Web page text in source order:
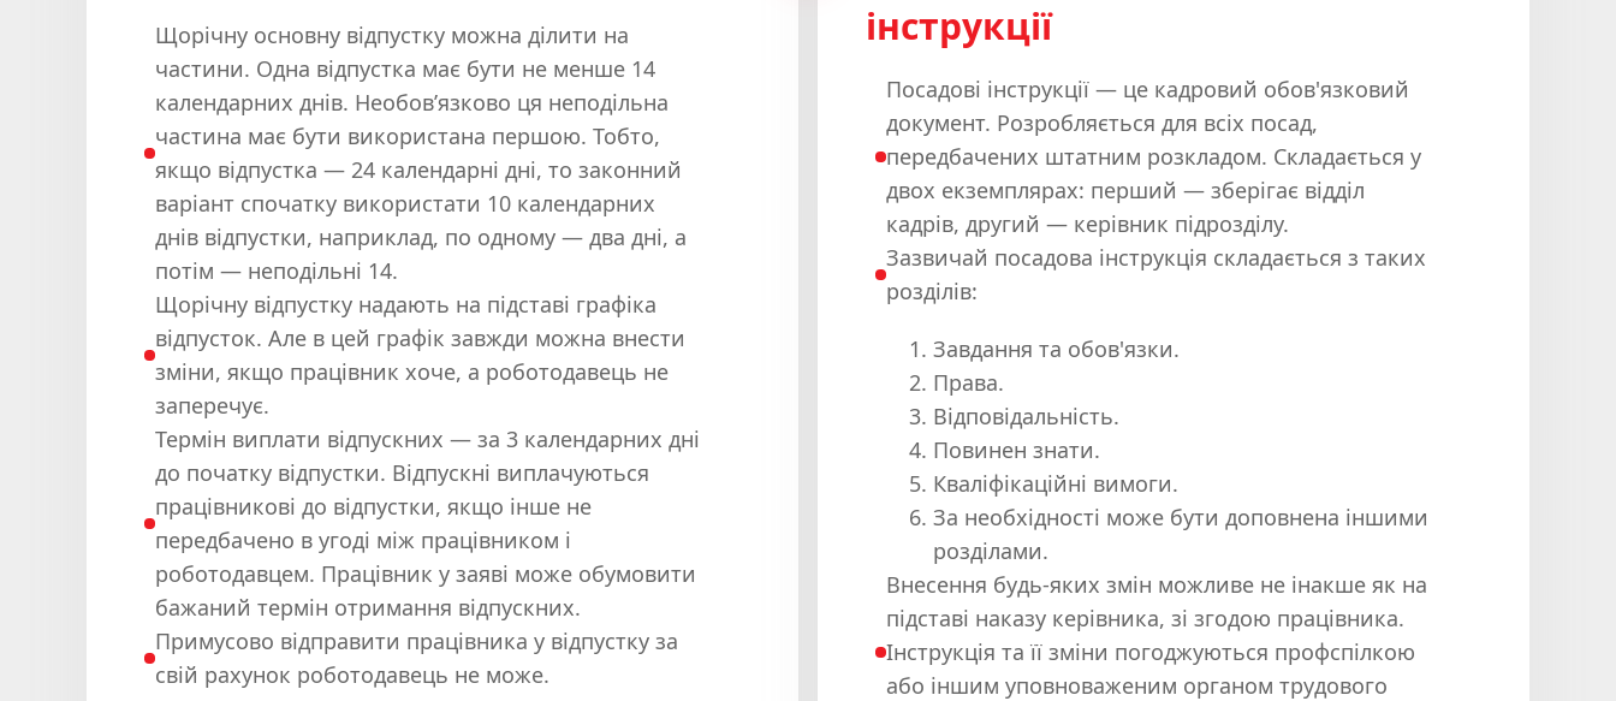
Щорічну основну відпустку можна ділити на
частини. Одна відпустка має бути не менше 14
календарних днів. Необов’язково ця неподільна
частина має бути використана першою. Тобто,
якщо відпустка — 24 календарні дні, то законний
варіант спочатку використати 10 календарних
днів відпустки, наприклад, по одному — два дні, а
потім — неподільні 14.
Щорічну відпустку надають на підставі графіка
відпусток. Але в цей графік завжди можна внести
зміни, якщо працівник хоче, а роботодавець не
заперечує.
Термін виплати відпускних — за 3 календарних дні
до початку відпустки. Відпускні виплачуються
працівникові до відпустки, якщо інше не
передбачено в угоді між працівником і
роботодавцем. Працівник у заяві може обумовити
бажаний термін отримання відпускних.
Примусово відправити працівника у відпустку за
свій рахунок роботодавець не може.
інструкції
Посадові інструкції — це кадровий обов'язковий
документ. Розробляється для всіх посад,
передбачених штатним розкладом. Складається у
двох екземплярах: перший — зберігає відділ
кадрів, другий — керівник підрозділу.
Зазвичай посадова інструкція складається з таких
розділів:
Завдання та обов'язки.
Права.
Відповідальність.
Повинен знати.
Кваліфікаційні вимоги.
За необхідності може бути доповнена іншими
розділами.
Внесення будь-яких змін можливе не інакше як на
підставі наказу керівника, зі згодою працівника.
Інструкція та її зміни погоджуються профспілкою
або іншим уповноваженим органом трудового